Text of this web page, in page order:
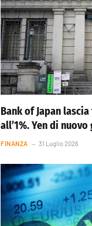
Bank of Japan
all’1%. Yen di
FINANZA 31 Luglio 2026